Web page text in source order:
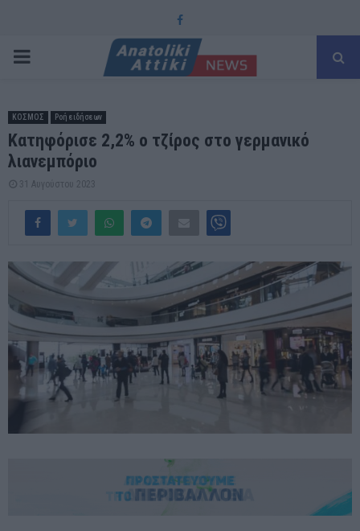
Facebook
PRIMARY
ΚΟΣΜΟΣ Ροή ειδήσεων
Κατηφόρισε 2,2% ο τζίρος στο γερμανικό
λιανεμπόριο
31 Αυγούστου 2023